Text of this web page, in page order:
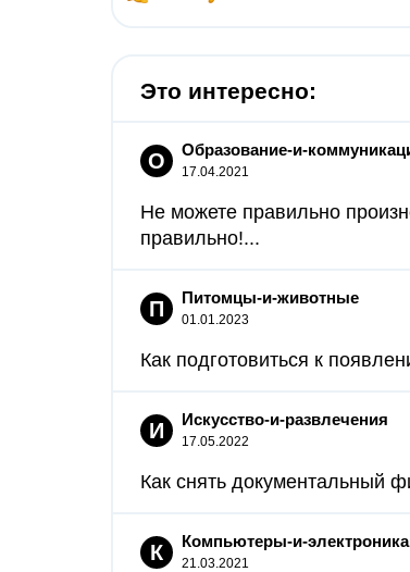
Это интересно:
О Образование-и-
17.04.2021
Не можете правильно
правильно!...
П Питомцы-и-животные
01.01.2023
Как подготовиться к
И Искусство-и-развлечения
17.05.2022
Как снять документальный
К Компьютеры-и-электроника
21.03.2021